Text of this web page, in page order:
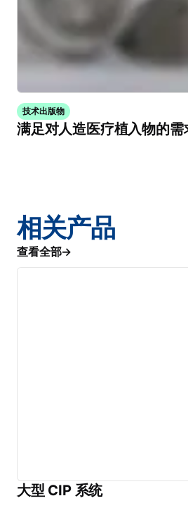
技术出版物
满足对人造医疗植入物的需
相关产品
查看全部
大型 CIP 系统